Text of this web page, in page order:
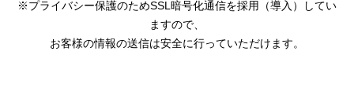
※プライバシー保護のためSSL暗号化通信を採用（導入）してい
ますので、
お客様の情報の送信は安全に行っていただけます。